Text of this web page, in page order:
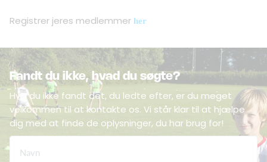
Registrer jeres medlemmer her
Fandt du ikke, hvad du søgte?
Hvis du ikke fandt det, du ledte efter, er du meget
velkommen til at kontakte os. Vi står klar til at hjælpe
dig med at finde de oplysninger, du har brug for!
Navn